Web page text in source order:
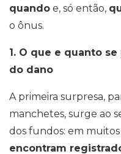
quando e, só então,
o ônus.
1. O que e quanto
do dano
A primeira surpresa,
manchetes, surge ao
dos fundos: em muitos
encontram